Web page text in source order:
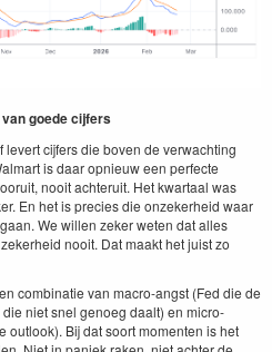
goede cijfers
cijfers die boven de verwachting
is daar opnieuw een perfecte
nooit achteruit. Het kwartaal was
En het is precies die onzekerheid waar
We willen zeker weten dat alles
nooit. Dat maakt het juist zo
combinatie van macro-angst (Fed die de
niet snel genoeg daalt) en micro-
outlook). Bij dat soort momenten is het